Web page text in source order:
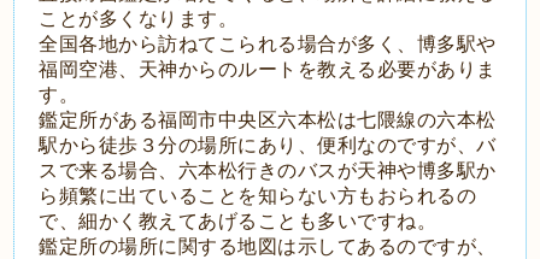
ことが多くなります。
全国各地から訪ねてこられる場合が多く、博多駅や
福岡空港、天神からのルートを教える必要がありま
す。
鑑定所がある福岡市中央区六本松は七隈線の六本松
駅から徒歩３分の場所にあり、便利なのですが、バ
スで来る場合、六本松行きのバスが天神や博多駅か
ら頻繁に出ていることを知らない方もおられるの
で、細かく教えてあげることも多いですね。
鑑定所の場所に関する地図は示してあるのですが、